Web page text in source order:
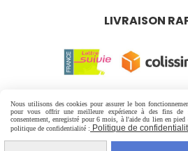
LIVRAISON
Mentions Légales
Conditions
Politique de confidentialité
Nous utilisons des cookies pour assurer le bon
pour vous offrir une meilleure expérience à des fins de
consentement, enregistré pour 6 mois, à l'aide du lien en
politique de confidentialité : Politique de